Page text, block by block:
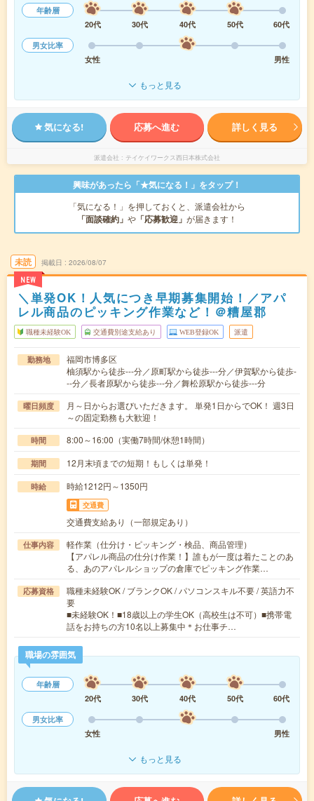
年齢層
20代
30代 40代 50代
60代
男女比率
女性
男性
もっと見る
気になる! 応募へ進む 詳しく見る
派遣会社 テイケイワークス西日本株式会社
興味があったら「★気になる！」をタップ！
「気になる！」を押しておくと、派遣会社から
「面談確約」 や 「応募歓迎」 が届きます！
未読
NEW
掲載日 2026/08/07
＼単発OK！人気につき早期募集開始！／アパ
レル商品のピッキング作業など！＠糟屋郡
職種未経験OK 交通費別途支給あり WEB登録OK 派遣
勤務地
福岡市博多区
柚須駅から徒歩---分／原町駅から徒歩---分／伊賀駅から徒歩-
--分／長者原駅から徒歩---分／舞松原駅から徒歩---分
曜日頻度
月～日からお選びいただきます。 単発1日からでOK！ 週3日
～の固定勤務も大歓迎！
時間 8:00～16:00（実働7時間/休憩1時間）
期間 12月末頃までの短期！もしくは単発！
時給 時給1212円～1350円
交通費
交通費支給あり（一部規定あり）
仕事内容
軽作業（仕分け・ピッキング・検品、商品管理）
【アパレル商品の仕分け作業！】誰もが一度は着たことのあ
る、あのアパレルショップの倉庫でピッキング作業…
応募資格
職種未経験OK / ブランクOK / パソコンスキル不要 / 英語力不
要
■未経験OK！■18歳以上の学生OK（高校生は不可）■携帯電
話をお持ちの方10名以上募集中＊お仕事チ…
職場の雰囲気
年齢層
20代
30代 40代 50代
60代
男女比率
女性
男性
もっと見る